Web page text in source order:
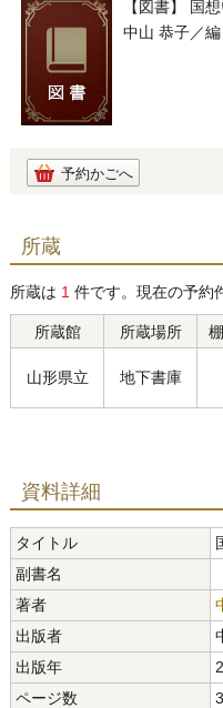
【図書】 国
中山 恭子／
予約かごへ
所蔵
所蔵は 1 件です。現在の予約
所蔵館 所蔵場所
山形県立 地下書庫
資料詳細
タイトル
副書名
著者
出版者
出版年
ページ数